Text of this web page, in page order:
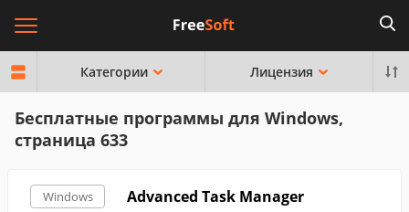
Категории Лицензия
Бесплатные программы для Windows,
страница 633
Windows Advanced Task Manager